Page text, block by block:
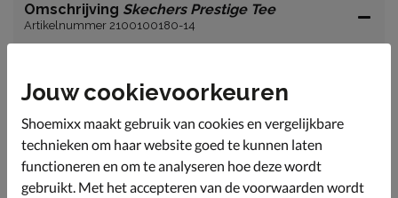
Omschrijving Skechers Prestige Tee
Artikelnummer 2100100180-14
Dit comfortabele shirt van Skechers bestaat voor 52%
uit ademend katoen en 48% polyester.
Specificaties
Jouw cookievoorkeuren
Shoemixx maakt gebruik van cookies en vergelijkbare
technieken om haar website goed te kunnen laten
functioneren en om te analyseren hoe deze wordt
gebruikt. Met het accepteren van de voorwaarden wordt